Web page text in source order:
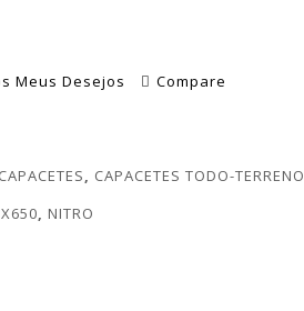
Meus Desejos Compare
CAPACETES, CAPACETES TODO-TERRENO
, NITRO